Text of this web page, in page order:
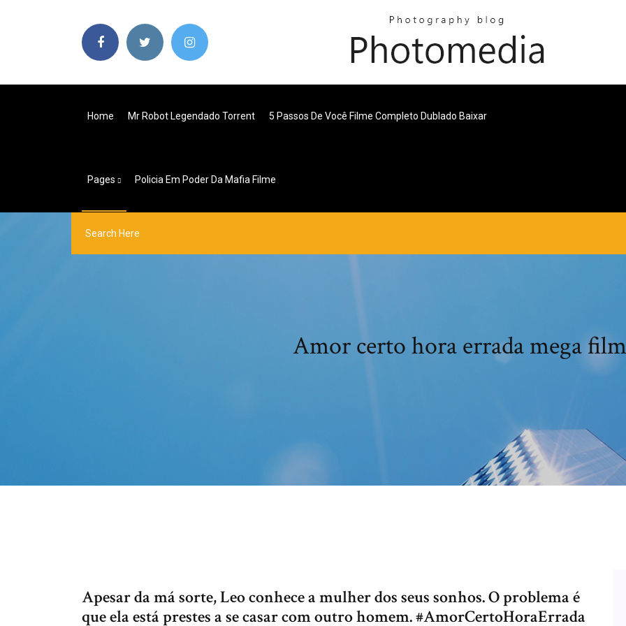
Home Mr Robot Legendado Torrent 5 Passos De Você Filme Completo Dublado Baixar
Pages Policia Em Poder Da Mafia Filme
Amor certo hora errada mega
Apesar da má sorte, Leo conhece a mulher dos seus sonhos. O problema é
que ela está prestes a se casar com outro homem. #AmorCertoHoraErrada